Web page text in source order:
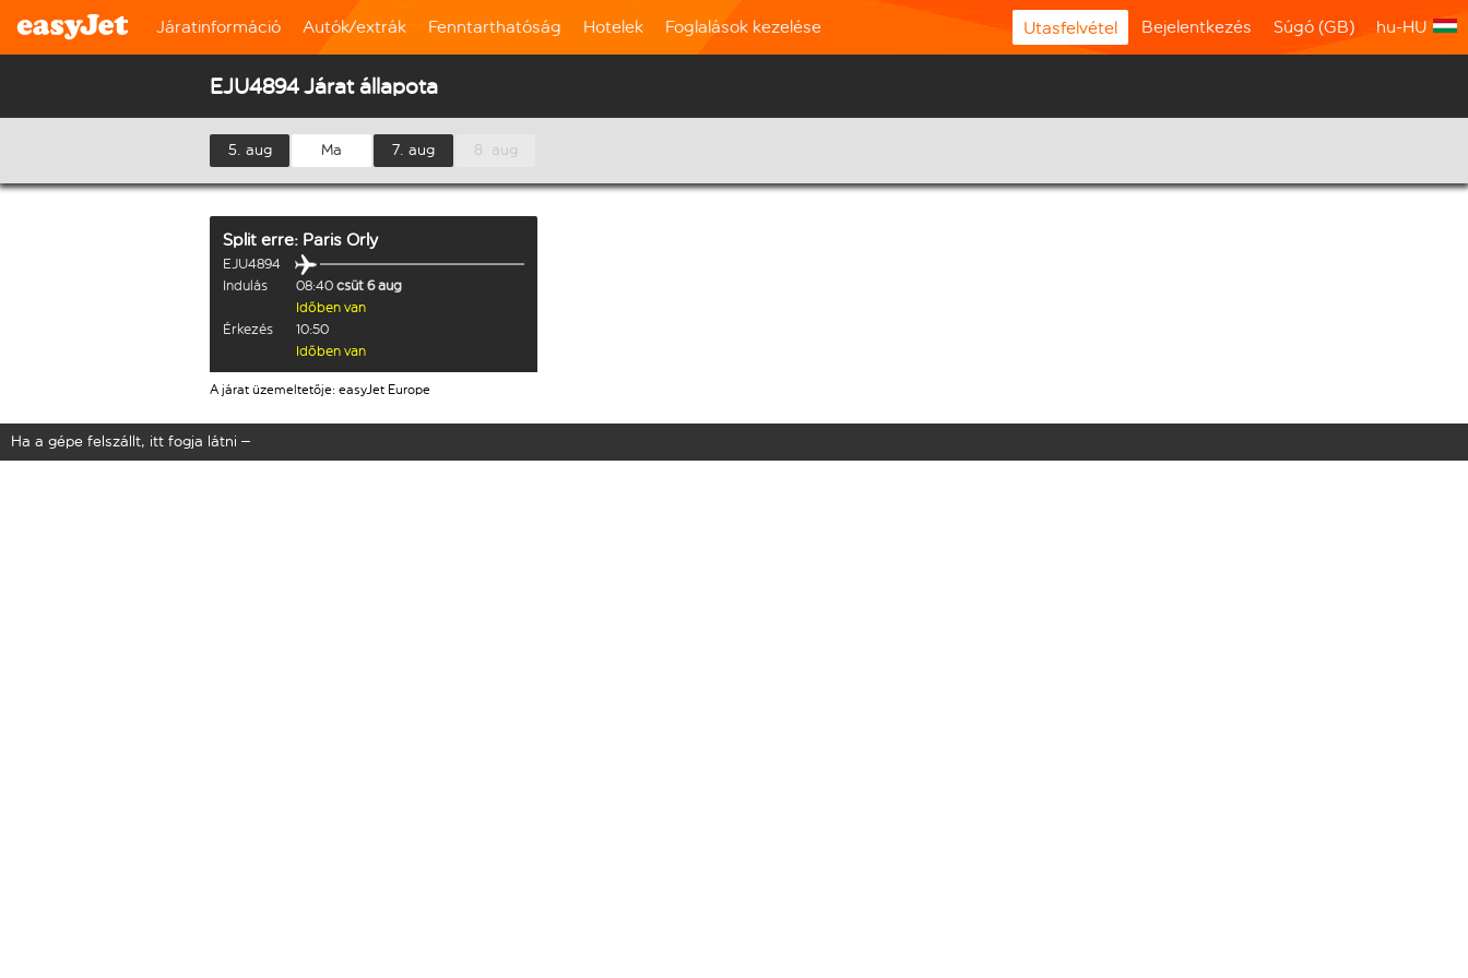
Járatinformáció Autók/extrák Fenntarthatóság Hotelek Foglalások kezelése Utasfelvétel Bejelentkezés Súgó (GB) hu-HU
EJU4894 Járat állapota
5. aug Ma 7. aug 8. aug
Split erre: Paris Orly
EJU4894
Indulás
08:40 csüt 6 aug
Időben van
Érkezés
10:50
Időben van
A járat üzemeltetője: easyJet Europe
Ha a gépe felszállt, itt fogja látni –